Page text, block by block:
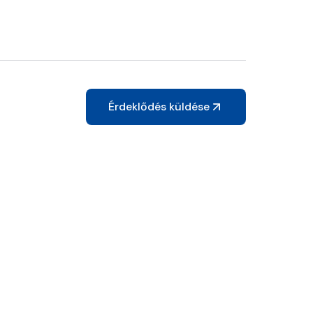
Érdeklődés küldése